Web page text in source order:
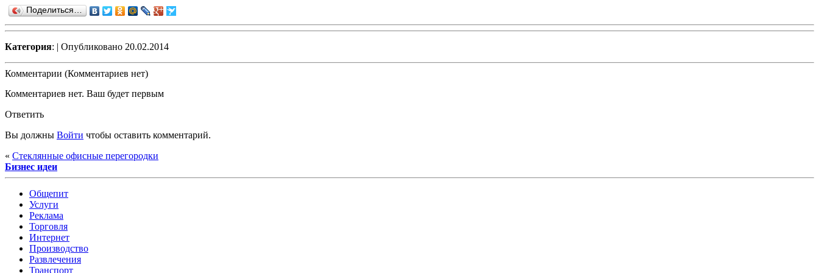
Поделиться…
Категория: | Опубликовано 20.02.2014
Комментарии (Комментариев нет)
Комментариев нет. Ваш будет первым
Ответить
Вы должны Войти чтобы оставить комментарий.
« Стеклянные офисные перегородки
Бизнес идеи
Общепит
Услуги
Реклама
Торговля
Интернет
Производство
Развлечения
Транспорт